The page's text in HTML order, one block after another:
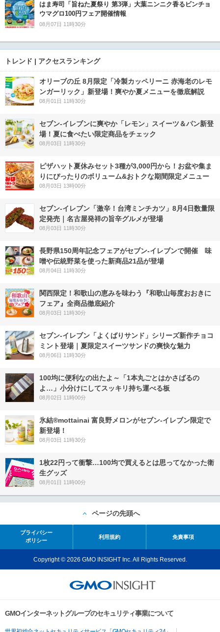
はま寿司「旨ねた夏祭り 第3弾」大葉ニンニク香るビンチョ
ウマグロ100円フェア開催情報
08月07日 11時30分
トレンド | アクセスランキング
オリーブの丘 8月限定「冷製カッペリーニ 赤海老のレモ
ンガーリック」新登場！爽やか夏メニューを徹底解説
08月01日 11時30分
セブン‐イレブンに爽やか「レモン」スイーツ＆パン新登
場！夏に食べたい限定商品をチェック
08月03日 11時30分
ピザハット夏休みセット3種が3,000円から！お盆や集ま
りにぴったりのボリューム&おトクな期間限定メニュー
08月03日 13時00分
セブン-イレブン「激辛！台湾ミンチカツ」8月4日数量限
定発売｜名古屋発祥の旨辛グルメが登場
08月03日 11時30分
長野県150周年記念フェアがセブン-イレブンで開催 味
噌や伝統野菜を使った新商品21品が登場
08月04日 11時30分
関西限定！和歌山の恵みを味わう『和歌山毎度おおきに
フェア』全商品徹底紹介
08月03日 11時30分
セブン‐イレブン「よくばりサンド」シリーズ新作チョコ
ミント登場｜夏限定スイーツサンドの爽快な魅力
08月06日 11時30分
100均に便利なの出たよ～「1本丸ごとはかさばるの
よ…」小分けにしてスッキリ持ち運べる板
08月02日 11時00分
氷結®mottainai 富良野メロンがセブン‐イレブン限定で
新登場！
08月03日 11時30分
1枚22円って衝撃…100均で買えるとは思ってなかった衛
生グッズ
08月01日 11時00分
ページの先頭へ
プライバシー
ポリシー
利用規約 免責事項
Copyright © 2026 GMO INSIGHT Inc. All Rights Reserved.
GMOインターネットグループのセキュリティ事業について